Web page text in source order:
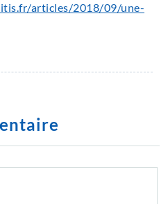
articles/2018/09/une-